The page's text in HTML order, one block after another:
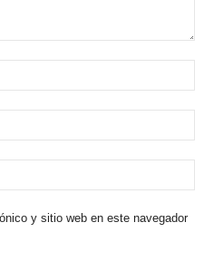
y sitio web en este navegador